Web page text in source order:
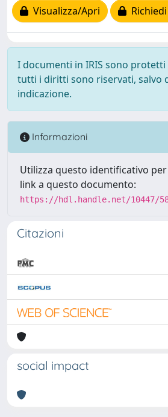
Visualizza/Apri
I documenti in IRIS sono
tutti i diritti sono riservati, salvo
indicazione.
Informazioni
Utilizza questo identificativo
link a questo documento:
https://hdl.handle.net/10447/
Citazioni
social impact